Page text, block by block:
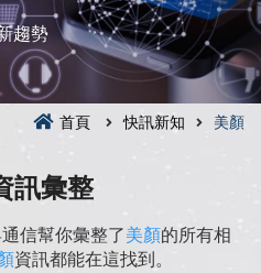
趨勢
首頁 快訊新知 美顏
訊彙整
信幫你彙整了美顏的所有相
資訊都能在這找到。